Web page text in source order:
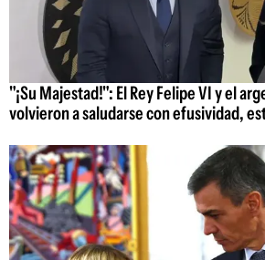
"¡Su Majestad!": El Rey Felipe VI y el
volvieron a saludarse con efusividad,